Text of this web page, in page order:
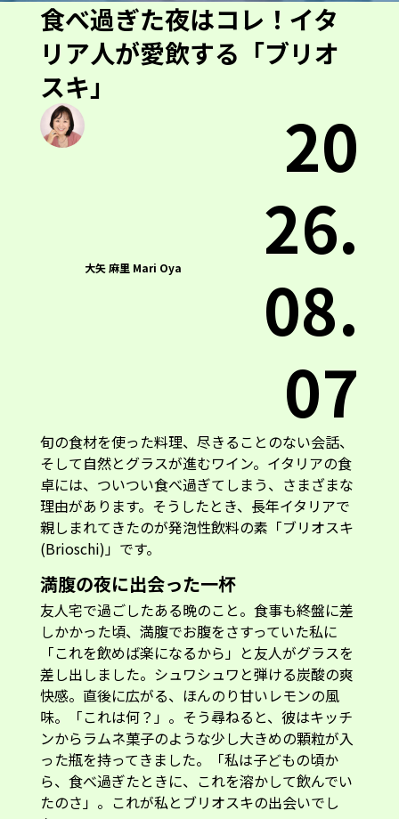
食べ過ぎた夜はコレ！イタ
リア人が愛飲する「ブリオ
スキ」
大矢 麻里 Mari Oya
20
26.
08.
07
旬の食材を使った料理、尽きることのない会話、
そして自然とグラスが進むワイン。イタリアの食
卓には、ついつい食べ過ぎてしまう、さまざまな
理由があります。そうしたとき、長年イタリアで
親しまれてきたのが発泡性飲料の素「ブリオスキ
(Brioschi)」です。
満腹の夜に出会った一杯
友人宅で過ごしたある晩のこと。食事も終盤に差
しかかった頃、満腹でお腹をさすっていた私に
「これを飲めば楽になるから」と友人がグラスを
差し出しました。シュワシュワと弾ける炭酸の爽
快感。直後に広がる、ほんのり甘いレモンの風
味。「これは何？」。そう尋ねると、彼はキッチ
ンからラムネ菓子のような少し大きめの顆粒が入
った瓶を持ってきました。「私は子どもの頃か
ら、食べ過ぎたときに、これを溶かして飲んでい
たのさ」。これが私とブリオスキの出会いでし